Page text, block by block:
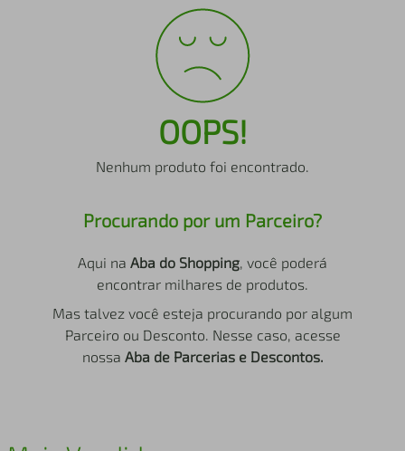
OOPS!
Nenhum produto foi encontrado.
Procurando por um Parceiro?
Aqui na Aba do Shopping, você poderá
encontrar milhares de produtos.
Mas talvez você esteja procurando por algum
Parceiro ou Desconto. Nesse caso, acesse
nossa Aba de Parcerias e Descontos.